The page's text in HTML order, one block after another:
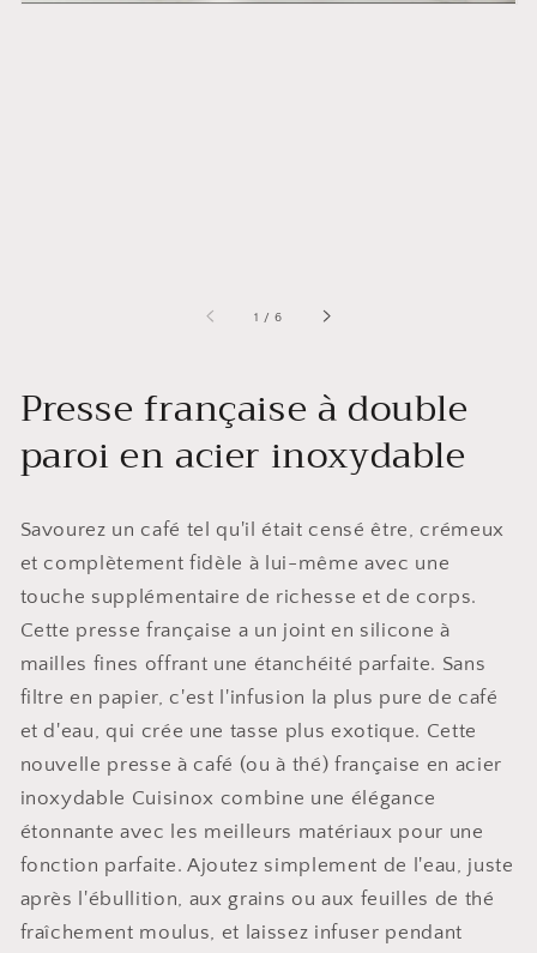
1 /de
6
Presse française à double
paroi en acier inoxydable
Savourez un café tel qu'il était censé être, crémeux
et complètement fidèle à lui-même avec une
touche supplémentaire de richesse et de corps.
Cette presse française a un joint en silicone à
mailles fines offrant une étanchéité parfaite. Sans
filtre en papier, c'est l'infusion la plus pure de café
et d'eau, qui crée une tasse plus exotique. Cette
nouvelle presse à café (ou à thé) française en acier
inoxydable Cuisinox combine une élégance
étonnante avec les meilleurs matériaux pour une
fonction parfaite. Ajoutez simplement de l'eau, juste
après l'ébullition, aux grains ou aux feuilles de thé
fraîchement moulus, et laissez infuser pendant